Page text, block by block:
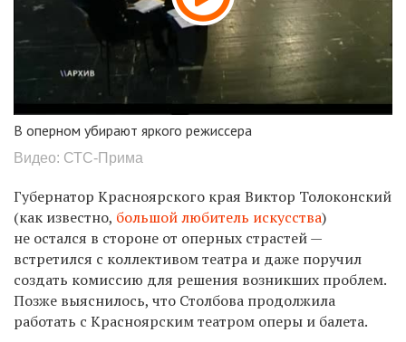
В оперном убирают яркого режиссера
Видео: СТС-Прима
Губернатор Красноярского края Виктор Толоконский
(как известно, большой любитель искусства)
не остался в стороне от оперных страстей —
встретился с коллективом театра и даже поручил
создать комиссию для решения возникших проблем.
Позже выяснилось, что Столбова продолжила
работать с Красноярским театром оперы и балета.